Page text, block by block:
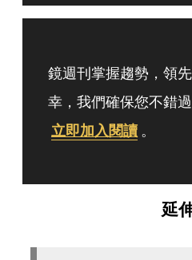
鏡週刊掌握趨勢，領
幸，我們確保您不錯
立即加入閱讀 。
延